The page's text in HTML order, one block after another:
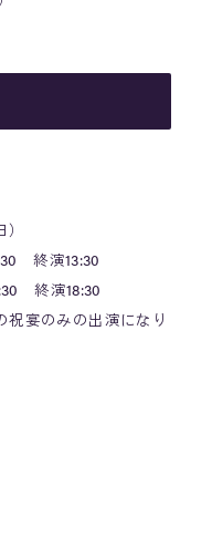
）
終演13:30
終演18:30
宴のみの出演になり